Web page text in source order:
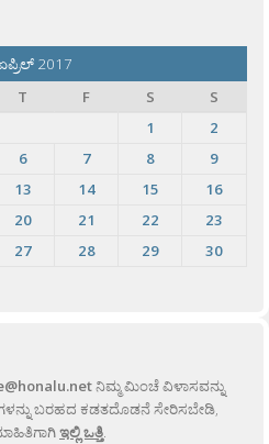
2017
T F S
S
1
2
6 7 8
9
13 14 15
16
20 21 22
23
27 28 29
30
ನಿಮ್ಮ ಮಿಂಚೆ ವಿಳಾಸವನ್ನು
ಬರಹದ ಕಡತದೊಡನೆ ಸೇರಿಸಬೇಡಿ,
ಇಲ್ಲಿ ಒತ್ತಿ.